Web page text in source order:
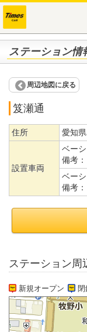
ステーション情
周辺地図に戻る
笈瀬通
住所 愛知
設置車両
ベー
備考：
ベー
備考：
ステーション周
新規オープン 閉